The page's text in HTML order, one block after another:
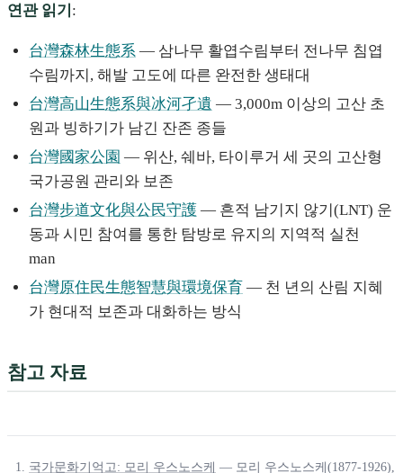
연관 읽기 :
台灣森林生態系 — 삼나무 활엽수림부터 전나무 침엽
수림까지, 해발 고도에 따른 완전한 생태대
台灣高山生態系與冰河孑遺 — 3,000m 이상의 고산 초
원과 빙하기가 남긴 잔존 종들
台灣國家公園 — 위산, 쉐바, 타이루거 세 곳의 고산형
국가공원 관리와 보존
台灣步道文化與公民守護 — 흔적 남기지 않기(LNT) 운
동과 시민 참여를 통한 탐방로 유지의 지역적 실천
man
台灣原住民生態智慧與環境保育 — 천 년의 산림 지혜
가 현대적 보존과 대화하는 방식
참고 자료
국가문화기억고: 모리 우스노스케 — 모리 우스노스케(1877-1926),